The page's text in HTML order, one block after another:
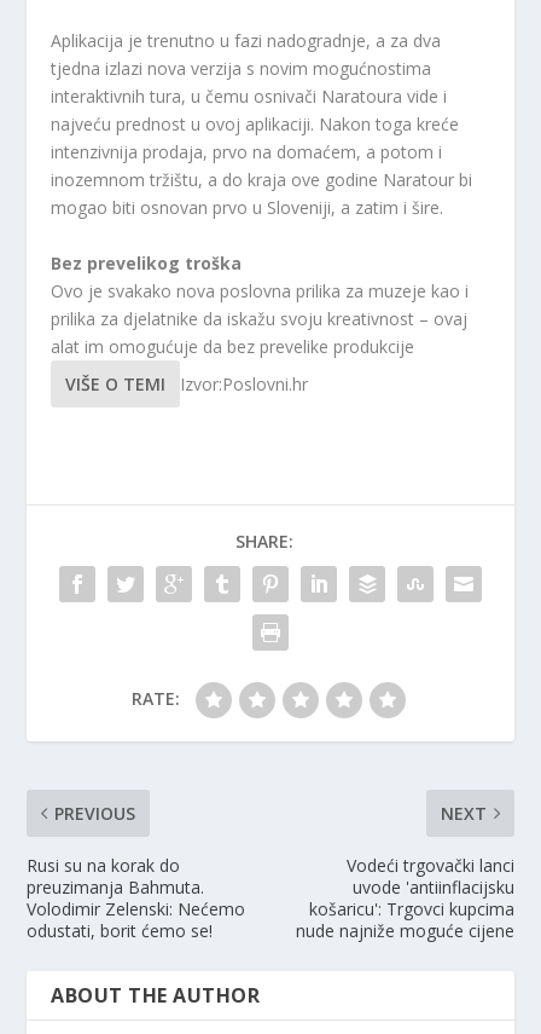
Aplikacija je trenutno u fazi nadogradnje, a za dva
tjedna izlazi nova verzija s novim mogućnostima
interaktivnih tura, u čemu osnivači Naratoura vide i
najveću prednost u ovoj aplikaciji. Nakon toga kreće
intenzivnija prodaja, prvo na domaćem, a potom i
inozemnom tržištu, a do kraja ove godine Naratour bi
mogao biti osnovan prvo u Sloveniji, a zatim i šire.
Bez prevelikog troška
Ovo je svakako nova poslovna prilika za muzeje kao i
prilika za djelatnike da iskažu svoju kreativnost – ovaj
alat im omogućuje da bez prevelike produkcije
VIŠE O TEMI
Izvor:Poslovni.hr
SHARE:
RATE:
PREVIOUS
Rusi su na korak do
preuzimanja Bahmuta.
Volodimir Zelenski: Nećemo
odustati, borit ćemo se!
NEXT
Vodeći trgovački lanci
uvode 'antiinflacijsku
košaricu': Trgovci kupcima
nude najniže moguće cijene
ABOUT THE AUTHOR